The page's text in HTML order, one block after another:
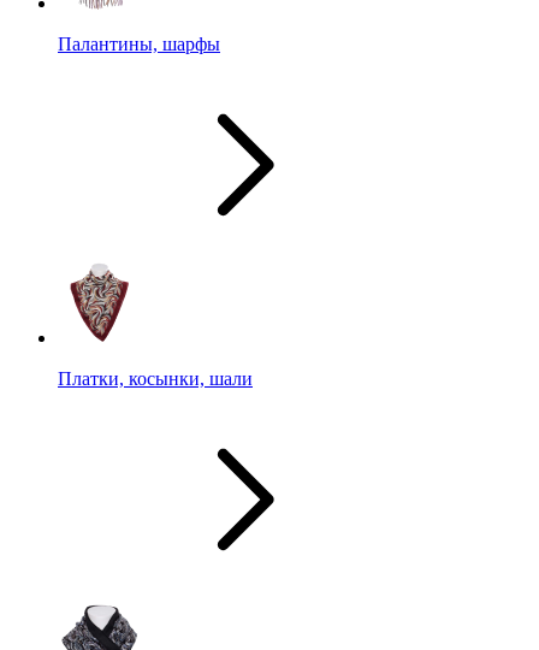
Палантины, шарфы
Платки, косынки, шали